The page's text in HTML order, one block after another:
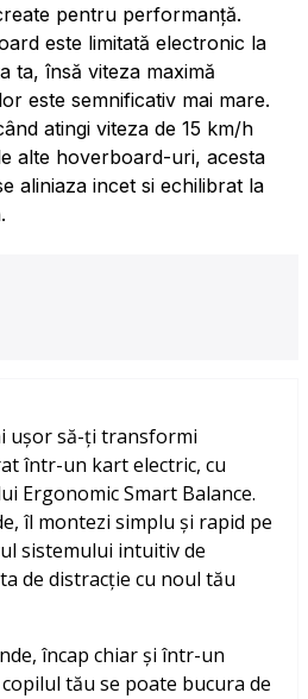
pentru performanță.
este limitată electronic la
ta, însă viteza maximă
este semnificativ mai mare.
atingi viteza de 15 km/h
alte hoverboard-uri, acesta
aliniaza incet si echilibrat la
ușor să-ți transformi
într-un kart electric, cu
Ergonomic Smart Balance.
îl montezi simplu și rapid pe
sistemului intuitiv de
de distracție cu noul tău
încap chiar și într-un
tău se poate bucura de